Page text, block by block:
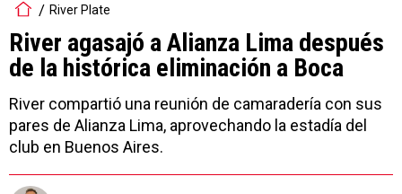
River Plate
River agasajó a Alianza Lima después
de la histórica eliminación a Boca
River compartió una reunión de camaradería con sus
pares de Alianza Lima, aprovechando la estadía del
club en Buenos Aires.